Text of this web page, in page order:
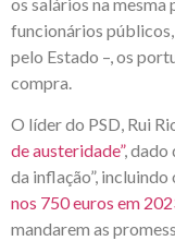
funcionários
pelo Estado –, os
compra.
O líder do PSD, Rui
de austeridade”, dado
da inflação”,
nos 750 euros em
mandarem as